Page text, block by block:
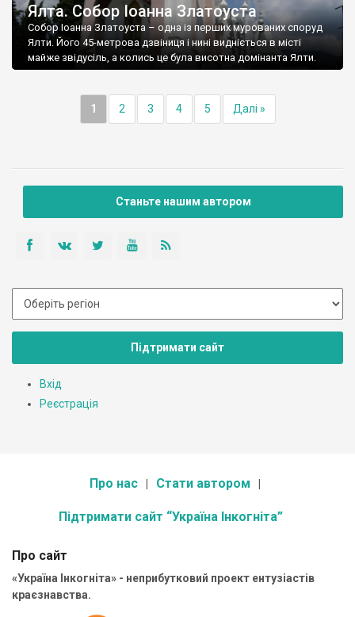
Ялта. Собор Іоанна Златоуста
Собор Іоанна Златоуста – одна із перших мурованих споруд
Ялти. Його 45-метрова дзвіниця і нині видніється в місті
майже звідусіль, а колись це була висотна домінанта Ялти.
1 2 3 4 5 Далі »
Станьте нашим автором
Підтримати сайт
Вхід
Реєстрація
Про нас Стати автором
Підтримати сайт “Україна Інкогніта”
Про сайт
«Україна Інкогніта» - неприбутковий проект ентузіастів
краєзнавства.